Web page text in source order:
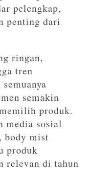
pelengkap,
penting dari
ringan,
tren
semakin
produk.
media sosial
body mist
produk
relevan di tahun